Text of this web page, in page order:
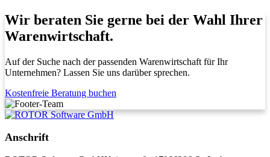
Wir beraten Sie gerne bei der Wahl Ihrer
Warenwirtschaft.
Auf der Suche nach der passenden Warenwirtschaft für Ihr
Unternehmen? Lassen Sie uns darüber sprechen.
Kostenfreie Beratung buchen
Anschrift